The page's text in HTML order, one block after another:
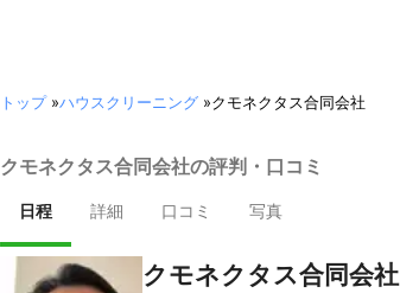
トップ»ハウスクリーニング »クモネクタス合同会社
クモネクタス合同会社の評判・口コミ
日程 詳細 口コミ 写真
クモネクタス合同会社